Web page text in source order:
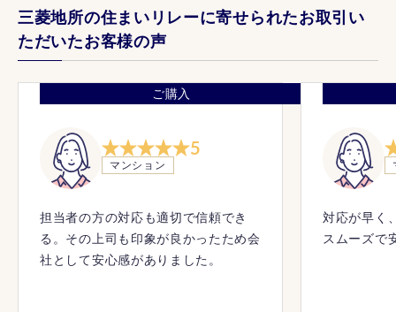
三菱地所の住まいリレーに寄せられたお取引い
ただいたお客様の声
ご購入
5
マンション
担当者の方の対応も適切で信頼でき
る。その上司も印象が良かったため会
社として安心感がありました。
対応が早く
スムーズで